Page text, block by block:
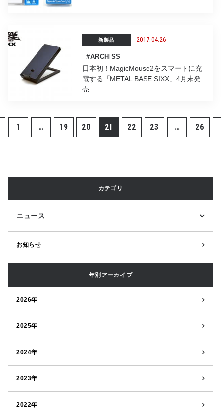
新製品 2017.04.26
#ARCHISS
日本初！MagicMouse2をスマートに充
電する「METAL BASE SIXX」4月末発
売
1 … 19 20 21 22 23 … 26
カテゴリ
ニュース
お知らせ
年別アーカイブ
2026年
2025年
2024年
2023年
2022年